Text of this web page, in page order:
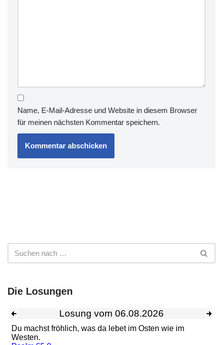
Name, E-Mail-Adresse und Website in diesem Browser
für meinen nächsten Kommentar speichern.
Die Losungen